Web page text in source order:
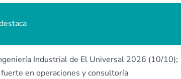
Industrial de El Universal 2026 (10/10);
fuerte en operaciones y consultoría